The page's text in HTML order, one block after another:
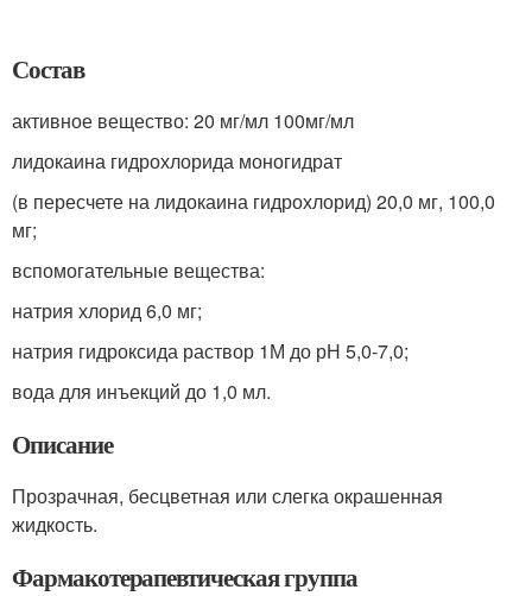
Состав
активное вещество: 20 мг/мл 100мг/мл
лидокаина гидрохлорида моногидрат
(в пересчете на лидокаина гидрохлорид) 20,0 мг, 100,0
мг;
вспомогательные вещества:
натрия хлорид 6,0 мг;
натрия гидроксида раствор 1М до рН 5,0-7,0;
вода для инъекций до 1,0 мл.
Описание
Прозрачная, бесцветная или слегка окрашенная
жидкость.
Фармакотерапевтическая группа